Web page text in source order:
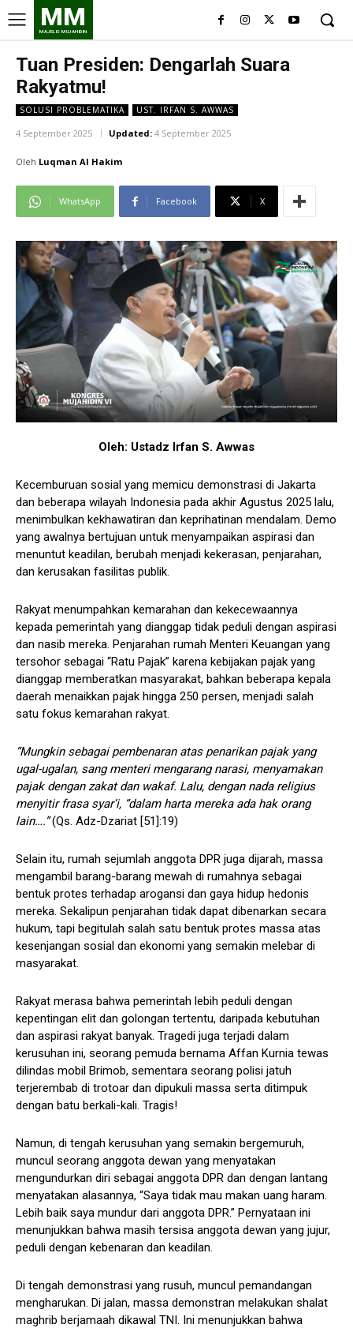
MM
MAJELIS MUJAHIDIN
Tuan Presiden: Dengarlah Suara
Rakyatmu!
SOLUSI PROBLEMATIKA UST. IRFAN S. AWWAS
4 September 2025 Updated: 4 September 2025
Oleh Luqman Al Hakim
WhatsApp Facebook X
Oleh: Ustadz Irfan S. Awwas
Kecemburuan sosial yang memicu demonstrasi di Jakarta
dan beberapa wilayah Indonesia pada akhir Agustus 2025 lalu,
menimbulkan kekhawatiran dan keprihatinan mendalam. Demo
yang awalnya bertujuan untuk menyampaikan aspirasi dan
menuntut keadilan, berubah menjadi kekerasan, penjarahan,
dan kerusakan fasilitas publik.
Rakyat menumpahkan kemarahan dan kekecewaannya
kepada pemerintah yang dianggap tidak peduli dengan aspirasi
dan nasib mereka. Penjarahan rumah Menteri Keuangan yang
tersohor sebagai “Ratu Pajak” karena kebijakan pajak yang
dianggap memberatkan masyarakat, bahkan beberapa kepala
daerah menaikkan pajak hingga 250 persen, menjadi salah
satu fokus kemarahan rakyat.
“Mungkin sebagai pembenaran atas penarikan pajak yang
ugal-ugalan, sang menteri mengarang narasi, menyamakan
pajak dengan zakat dan wakaf. Lalu, dengan nada religius
menyitir frasa syar’i, “dalam harta mereka ada hak orang
lain….”(Qs. Adz-Dzariat [51]:19)
Selain itu, rumah sejumlah anggota DPR juga dijarah, massa
mengambil barang-barang mewah di rumahnya sebagai
bentuk protes terhadap arogansi dan gaya hidup hedonis
mereka. Sekalipun penjarahan tidak dapat dibenarkan secara
hukum, tapi begitulah salah satu bentuk protes massa atas
kesenjangan sosial dan ekonomi yang semakin melebar di
masyarakat.
Rakyat merasa bahwa pemerintah lebih peduli dengan
kepentingan elit dan golongan tertentu, daripada kebutuhan
dan aspirasi rakyat banyak. Tragedi juga terjadi dalam
kerusuhan ini, seorang pemuda bernama Affan Kurnia tewas
dilindas mobil Brimob, sementara seorang polisi jatuh
terjerembab di trotoar dan dipukuli massa serta ditimpuk
dengan batu berkali-kali. Tragis!
Namun, di tengah kerusuhan yang semakin bergemuruh,
muncul seorang anggota dewan yang menyatakan
mengundurkan diri sebagai anggota DPR dan dengan lantang
menyatakan alasannya, “Saya tidak mau makan uang haram.
Lebih baik saya mundur dari anggota DPR.” Pernyataan ini
menunjukkan bahwa masih tersisa anggota dewan yang jujur,
peduli dengan kebenaran dan keadilan.
Di tengah demonstrasi yang rusuh, muncul pemandangan
mengharukan. Di jalan, massa demonstran melakukan shalat
maghrib berjamaah dikawal TNI. Ini menunjukkan bahwa